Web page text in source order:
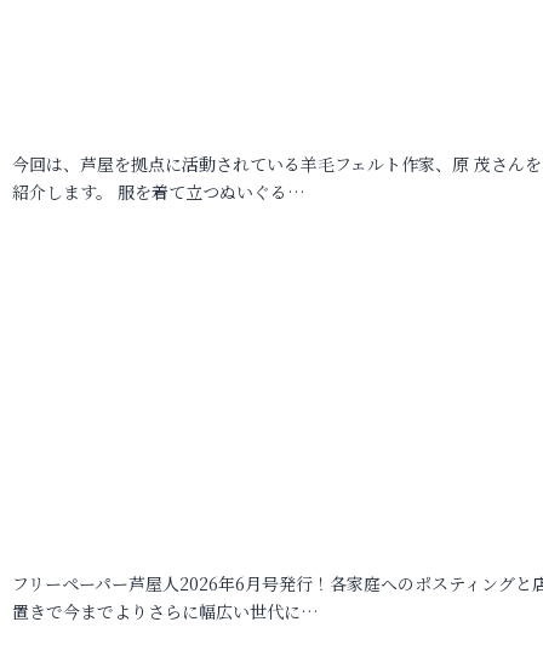
今回は、芦屋を拠点に活動されている羊毛フェルト作家、原 茂さん
紹介します。 服を着て立つぬいぐる…
フリーペーパー芦屋人2026年6月号発行！各家庭へのポスティングと
置きで今までよりさらに幅広い世代に…